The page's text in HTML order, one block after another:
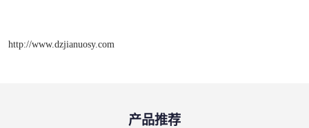
http://www.dzjianuosy.com
产品推荐